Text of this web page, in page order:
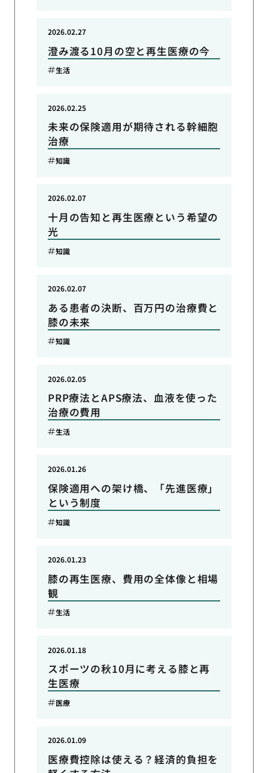
澄み渡る10月の空と再生医療の今
2026.02.27
生活
未来の保険適用が期待される幹細胞
治療
2026.02.25
知識
十月の告知と再生医療という希望の
光
2026.02.07
知識
ある患者の決断、百万円の治療費と
膝の未来
2026.02.07
知識
PRP療法とAPS療法、血液を使った
治療の費用
2026.02.05
生活
保険適用への架け橋、「先進医療」
という制度
2026.01.26
知識
膝の再生医療、費用の全体像と相場
観
2026.01.23
生活
スポーツの秋10月に考える膝と再
生医療
2026.01.18
医療
医療費控除は使える？経済的負担を
2026.01.09